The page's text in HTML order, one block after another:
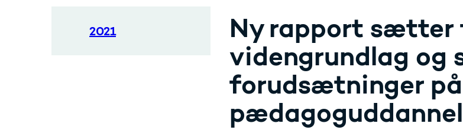
2021
Ny rapport sætter
videngrundlag og
forudsætninger på